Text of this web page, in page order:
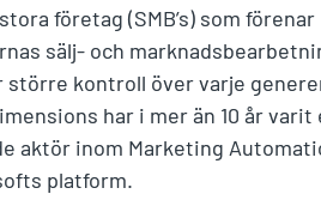
företag (SMB’s) som förenar
sälj- och
större kontroll över varje
har i mer än 10 år varit
aktör inom Marketing
platform.